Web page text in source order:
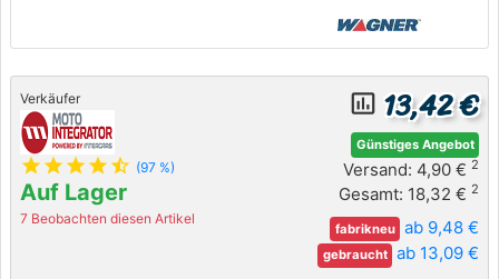
Verkäufer
star star star star star_half (97 %)
Auf Lager
7 Beobachten diesen Artikel
insert_chart_outlined 13,42 €
Günstiges Angebot
Versand: 4,90 € 2
Gesamt: 18,32 € 2
fabrikneu ab 9,48 €
gebraucht ab 13,09 €